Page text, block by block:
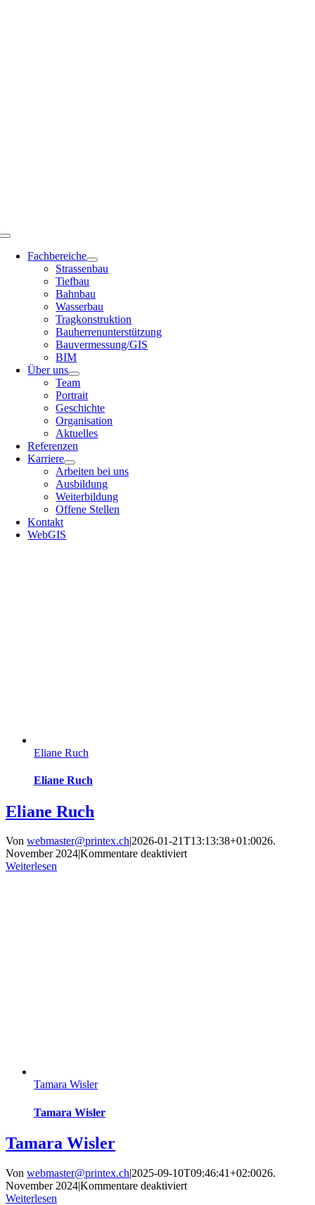
Toggle
NavigationFachbereiche
Strassenbau
Tiefbau
Bahnbau
Wasserbau
Tragkonstruktion
Bauherrenunterstützung
Bauvermessung/GIS
BIM
Über uns
Team
Portrait
Geschichte
Organisation
Aktuelles
Referenzen
Karriere
Arbeiten bei uns
Ausbildung
Weiterbildung
Offene Stellen
Kontakt
WebGIS
Eliane Ruch
Eliane Ruch
Eliane Ruch
Von webmaster@printex.ch|2026-01-21T13:13:38+01:0026.
November 2024|Kommentare deaktiviertfür
Weiterlesen
Tamara Wisler
Tamara Wisler
Tamara Wisler
Von webmaster@printex.ch|2025-09-10T09:46:41+02:0026.
November 2024|Kommentare deaktiviertfür
Weiterlesen